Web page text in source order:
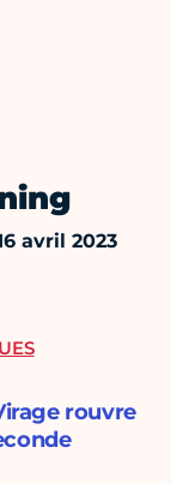
avril 2023
rouvre